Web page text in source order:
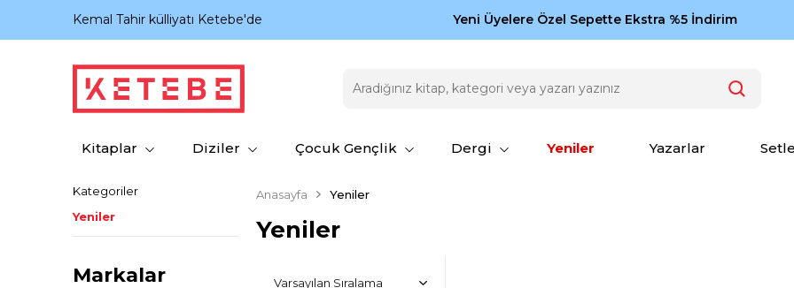
Kemal Tahir külliyatı Ketebe'de Zamansız eserler Ketebe'de: Cengiz Aytmatov
Yeni Üyelere Özel Sepette Ekstra %5 İndirim
Kitaplar Diziler Çocuk Gençlik Dergi Yeniler Yazarlar
Kategoriler
Yeniler
Markalar
Anasayfa Yeniler
Yeniler